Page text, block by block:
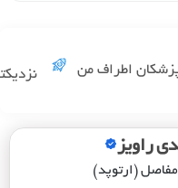
اطراف من
راویز
(ارتوپد)